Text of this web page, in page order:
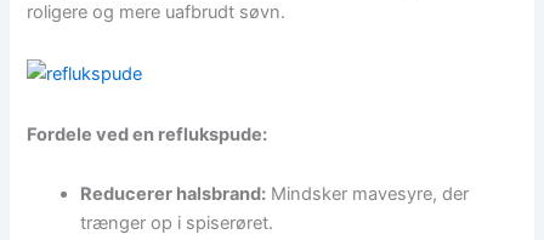
roligere og mere uafbrudt søvn.
Fordele ved en reflukspude:
Reducerer halsbrand: Mindsker mavesyre, der
trænger op i spiserøret.